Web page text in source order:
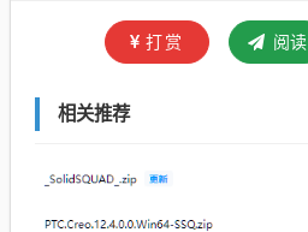
打赏 阅读
相关推荐